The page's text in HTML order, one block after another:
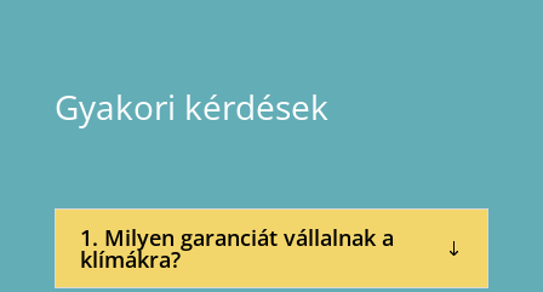
Gyakori kérdések
1. Milyen garanciát vállalnak a
klímákra?